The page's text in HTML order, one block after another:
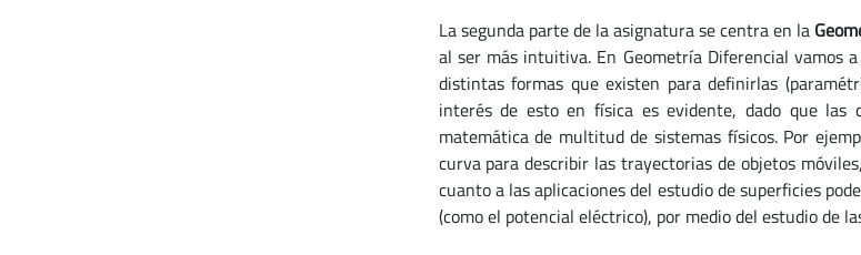
La segunda parte de la asignatura se centra en la
al ser más intuitiva. En Geometría Diferencial vamos
distintas formas que existen para definirlas
interés de esto en física es evidente, dado que las
matemática de multitud de sistemas físicos. Por
curva para describir las trayectorias de objetos
cuanto a las aplicaciones del estudio de superficies
(como el potencial eléctrico), por medio del estudio de